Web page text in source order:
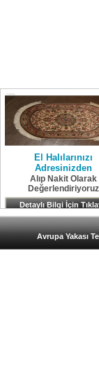
El Halılarınızı
Adresinizden
Alıp Nakit Olarak
Değerlendiriyoruz
Detaylı Bilgi İçin
Avrupa Yakası